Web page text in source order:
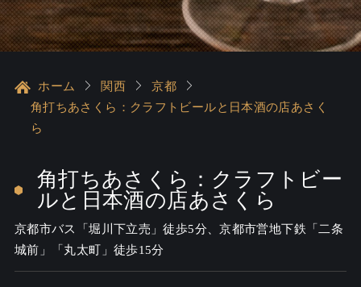
ホーム 関西
京都
角打ちあさくら：クラフトビールと日本酒の店あさく
ら
角打ちあさくら：クラフトビー
ルと日本酒の店あさくら
京都市バス「堀川下立売」徒歩5分、京都市営地下鉄「二条
城前」「丸太町」徒歩15分